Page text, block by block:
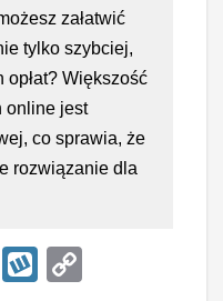
załatwić
tylko szybciej,
Większość
online jest
co sprawia, że
rozwiązanie dla
R
W